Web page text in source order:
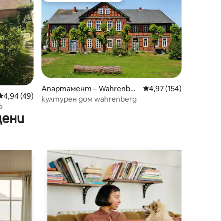
оценка: 4,94 от 5, 49 отзива
4,94 (49)
Апартамент – Wahrenber
g
Средна оценка: 4,97
4,97 (154)
културен дом wahrenberg